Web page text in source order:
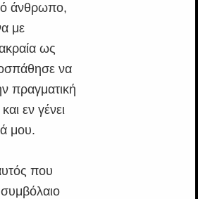
άνθρωπο,
με
ως
να
πραγματική
εν γένει
μου.
που